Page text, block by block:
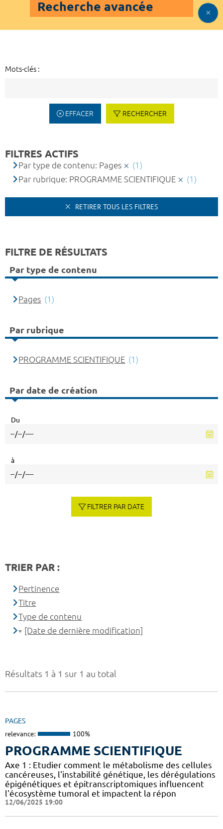
Recherche avancée
Mots-clés :
EFFACER RECHERCHER
Résultats 1 à 1 sur 1 au total
PAGES
relevance: 100%
PROGRAMME SCIENTIFIQUE
Axe 1 : Etudier comment le métabolisme des cellules
cancéreuses, l'instabilité génétique, les dérégulations
épigénétiques et épitranscriptomiques influencent
l'écosystème tumoral et impactent la répon
12/06/2025 19:00
FILTRES ACTIFS
Par type de contenu: Pages
(1)
Par rubrique: PROGRAMME SCIENTIFIQUE
(1)
RETIRER TOUS LES FILTRES
FILTRE DE RÉSULTATS
Par type de contenu
Pages (1)
Par rubrique
PROGRAMME SCIENTIFIQUE (1)
Par date de création
Du
à
FILTRER PAR DATE
TRIER PAR :
Pertinence
Titre
Type de contenu
[Date de dernière modification]